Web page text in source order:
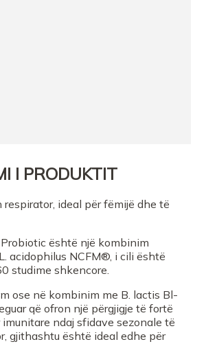
I PRODUKTIT
ideal për fëmijë dhe të
është një kombinim
acidophilus NCFM®, i cili është
studime shkencore.
ose në kombinim me B. lactis Bl-
që ofron një përgjigje të fortë
ndaj sfidave sezonale të
gjithashtu është ideal edhe për